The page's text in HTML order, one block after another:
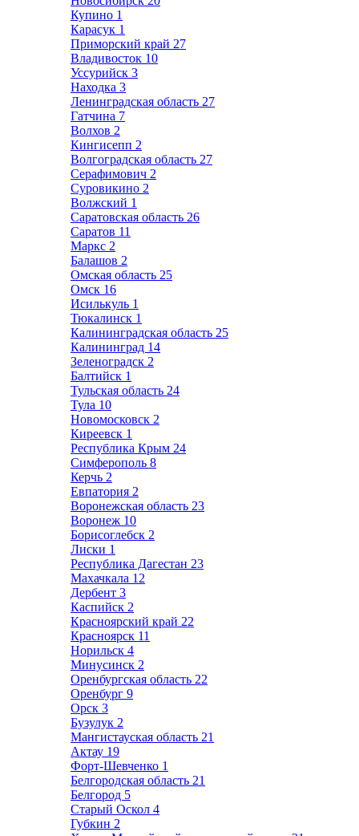
Купино 1
Карасук 1
Приморский край 27
Владивосток 10
Уссурийск 3
Находка 3
Ленинградская область 27
Гатчина 7
Волхов 2
Кингисепп 2
Волгоградская область 27
Серафимович 2
Суровикино 2
Волжский 1
Саратовская область 26
Саратов 11
Маркс 2
Балашов 2
Омская область 25
Омск 16
Исилькуль 1
Тюкалинск 1
Калининградская область 25
Калининград 14
Зеленоградск 2
Балтийск 1
Тульская область 24
Тула 10
Новомосковск 2
Киреевск 1
Республика Крым 24
Симферополь 8
Керчь 2
Евпатория 2
Воронежская область 23
Воронеж 10
Борисоглебск 2
Лиски 1
Республика Дагестан 23
Махачкала 12
Дербент 3
Каспийск 2
Красноярский край 22
Красноярск 11
Норильск 4
Минусинск 2
Оренбургская область 22
Оренбург 9
Орск 3
Бузулук 2
Мангистауская область 21
Актау 19
Форт-Шевченко 1
Белгородская область 21
Белгород 5
Старый Оскол 4
Губкин 2